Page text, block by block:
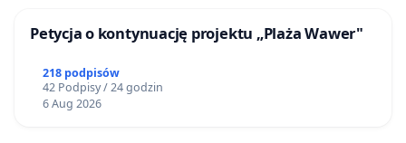
Petycja o kontynuację projektu „Plaża Wawer"
218 podpisów
42 Podpisy / 24 godzin
6 Aug 2026